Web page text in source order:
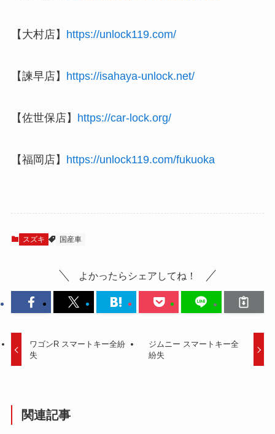
【大村店】 https://unlock119.com/
【諫早店】 https://isahaya-unlock.net/
【佐世保店】 https://car-lock.org/
【福岡店】 https://unlock119.com/fukuoka
スズキ 国産車
よかったらシェアしてね！
ワゴンR スマートキー全紛
失
ジムニー スマートキー全
紛失
関連記事